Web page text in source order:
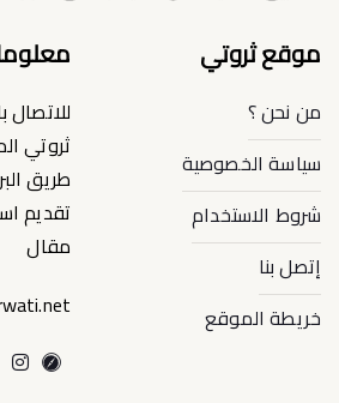
موقع ثروتي
من نحن ؟
سياسة الخصوصية
شروط الاستخدام
إتصل بنا
خريطة الموقع
للاتصال
ثروتي
طريق
تقديم
مقال